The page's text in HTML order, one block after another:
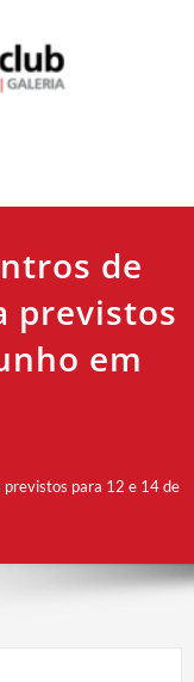
de
previstos
em
para 12 e 14 de